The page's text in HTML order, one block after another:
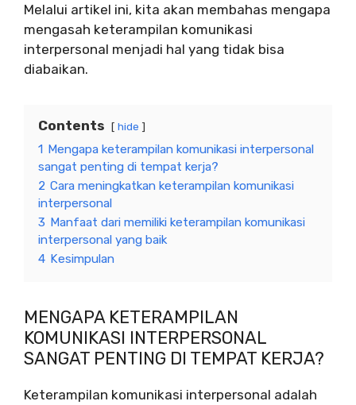
Melalui artikel ini, kita akan membahas mengapa
mengasah keterampilan komunikasi
interpersonal menjadi hal yang tidak bisa
diabaikan.
Contents hide
1 Mengapa keterampilan komunikasi interpersonal
sangat penting di tempat kerja?
2 Cara meningkatkan keterampilan komunikasi
interpersonal
3 Manfaat dari memiliki keterampilan komunikasi
interpersonal yang baik
4 Kesimpulan
MENGAPA KETERAMPILAN
KOMUNIKASI INTERPERSONAL
SANGAT PENTING DI TEMPAT KERJA?
Keterampilan komunikasi interpersonal adalah